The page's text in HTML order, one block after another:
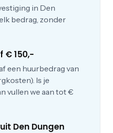
in Den
bedrag, zonder
€ 150,-
een huurbedrag van
Is je
vullen we aan tot €
Den Dungen